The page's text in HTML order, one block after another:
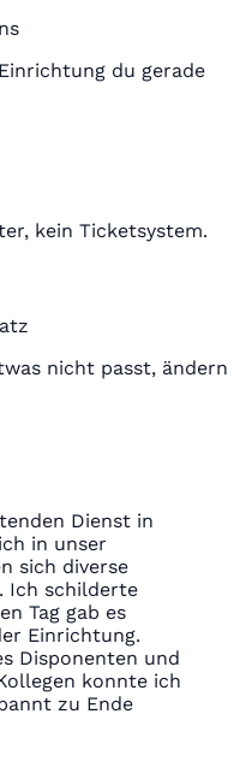
du gerade
kein Ticketsystem.
nicht passt, ändern
Dienst in
in unser
sich diverse
Ich schilderte
Tag gab es
Einrichtung.
Disponenten und
konnte ich
zu Ende